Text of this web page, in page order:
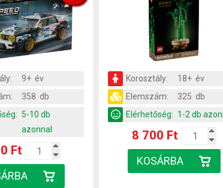
9+ év
358 db
5-10 db
azonnal
Ft
Korosztály:
18+ év
Elemszám:
325 db
Elérhetőség: 1-2 db
8 700 Ft